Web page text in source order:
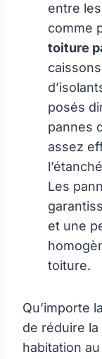
entre
comme
toiture
posés
pannes
assez
Les
et une
toiture.
Qu’importe
de réduire
habitation